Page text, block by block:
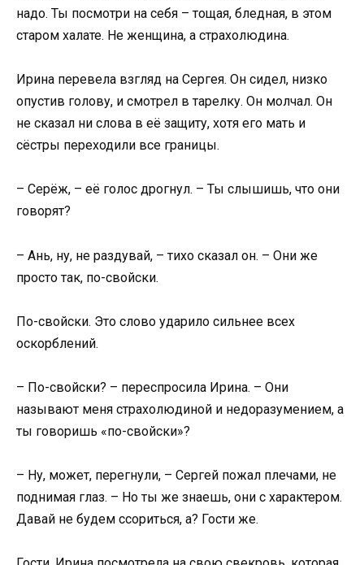
надо. Ты посмотри на себя – тощая, бледная, в этом
старом халате. Не женщина, а страхолюдина.
Ирина перевела взгляд на Сергея. Он сидел, низко
опустив голову, и смотрел в тарелку. Он молчал. Он
не сказал ни слова в её защиту, хотя его мать и
сёстры переходили все границы.
– Серёж, – её голос дрогнул. – Ты слышишь, что они
говорят?
– Ань, ну, не раздувай, – тихо сказал он. – Они же
просто так, по-свойски.
По-свойски. Это слово ударило сильнее всех
оскорблений.
– По-свойски? – переспросила Ирина. – Они
называют меня страхолюдиной и недоразумением, а
ты говоришь «по-свойски»?
– Ну, может, перегнули, – Сергей пожал плечами, не
поднимая глаз. – Но ты же знаешь, они с характером.
Давай не будем ссориться, а? Гости же.